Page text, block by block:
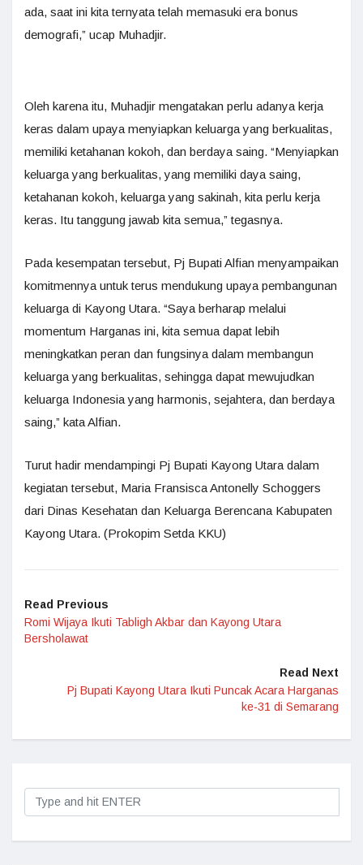
ada, saat ini kita ternyata telah memasuki era bonus
demografi,” ucap Muhadjir.
Oleh karena itu, Muhadjir mengatakan perlu adanya kerja
keras dalam upaya menyiapkan keluarga yang berkualitas,
memiliki ketahanan kokoh, dan berdaya saing. “Menyiapkan
keluarga yang berkualitas, yang memiliki daya saing,
ketahanan kokoh, keluarga yang sakinah, kita perlu kerja
keras. Itu tanggung jawab kita semua,” tegasnya.
Pada kesempatan tersebut, Pj Bupati Alfian menyampaikan
komitmennya untuk terus mendukung upaya pembangunan
keluarga di Kayong Utara. “Saya berharap melalui
momentum Harganas ini, kita semua dapat lebih
meningkatkan peran dan fungsinya dalam membangun
keluarga yang berkualitas, sehingga dapat mewujudkan
keluarga Indonesia yang harmonis, sejahtera, dan berdaya
saing,” kata Alfian.
Turut hadir mendampingi Pj Bupati Kayong Utara dalam
kegiatan tersebut, Maria Fransisca Antonelly Schoggers
dari Dinas Kesehatan dan Keluarga Berencana Kabupaten
Kayong Utara. (Prokopim Setda KKU)
Read Previous
Romi Wijaya Ikuti Tabligh Akbar dan Kayong Utara
Bersholawat
Read Next
Pj Bupati Kayong Utara Ikuti Puncak Acara Harganas
ke-31 di Semarang